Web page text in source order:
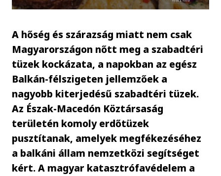
A hőség és szárazság miatt nem csak
Magyarországon nőtt meg a szabadtéri
tüzek kockázata, a napokban az egész
Balkán-félszigeten jellemzőek a
nagyobb kiterjedésű szabadtéri tüzek.
Az Észak-Macedón Köztársaság
területén komoly erdőtüzek
pusztítanak, amelyek megfékezéséhez
a balkáni állam nemzetközi segítséget
kért. A magyar katasztrófavédelem a